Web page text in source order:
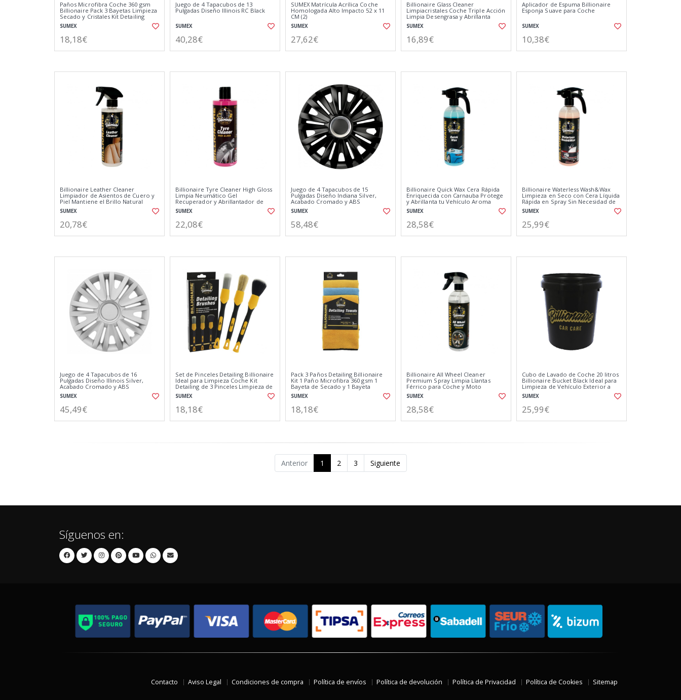
Paños Microfibra Coche 360 gsm
Billionaire Pack 3 Bayetas Limpieza
Secado y Cristales Kit Detailing
Coche 40x40 cm
SUMEX
18,18€
Juego de 4 Tapacubos de 13
Pulgadas Diseño Illinois RC Black
SUMEX
40,28€
SUMEX Matrícula Acrílica Coche
Homologada Alto Impacto 52 x 11
CM (2)
SUMEX
27,62€
Billionaire Glass Cleaner
Limpiacristales Coche Triple Acción
Limpia Desengrasa y Abrillanta
Pistola de Espuma 500ml
SUMEX
16,89€
Aplicador de Espuma Billionaire
Esponja Suave para Coche
SUMEX
10,38€
Billionaire Leather Cleaner
Limpiador de Asientos de Cuero y
Piel Mantiene el Brillo Natural
Aroma a Coche Nuevo 500ml
SUMEX
20,78€
Billionaire Tyre Cleaner High Gloss
Limpia Neumático Gel
Recuperador y Abrillantador de
Neumáticos Aroma a Gominolas
500ml
SUMEX
22,08€
Juego de 4 Tapacubos de 15
Pulgadas Diseño Indiana Silver,
Acabado Cromado y ABS
Resistente a Fuertes Impactos
SUMEX
58,48€
Billionaire Quick Wax Cera Rápida
Enriquecida con Carnauba Protege
y Abrillanta tu Vehículo Aroma
Floral 750ml
SUMEX
28,58€
Billionaire Waterless Wash&Wax
Limpieza en Seco con Cera Líquida
Rápida en Spray Sin Necesidad de
Agua Aroma a Melocotón 750ml
SUMEX
25,99€
Juego de 4 Tapacubos de 16
Pulgadas Diseño Illinois Silver,
Acabado Cromado y ABS
Resistente a Fuertes Impactos
SUMEX
45,49€
Set de Pinceles Detailing Billionaire
Ideal para Limpieza Coche Kit
Detailing de 3 Pinceles Limpieza de
Detalle
SUMEX
18,18€
Pack 3 Paños Detailing Billionaire
Kit 1 Paño Microfibra 360 gsm 1
Bayeta de Secado y 1 Bayeta
Especial Cristales
SUMEX
18,18€
Billionaire All Wheel Cleaner
Premium Spray Limpia Llantas
Férrico para Coche y Moto
Disuelve Toda la Suciedad 750ml
SUMEX
28,58€
Cubo de Lavado de Coche 20 litros
Billionaire Bucket Black Ideal para
Limpieza de Vehículo Exterior a
Mano Color Negro
SUMEX
25,99€
Anterior 1 2 3 Siguiente
Síguenos en:
Contacto Aviso Legal Condiciones de compra Política de envíos Política de devolución Política de Privacidad Política de Cookies Sitemap